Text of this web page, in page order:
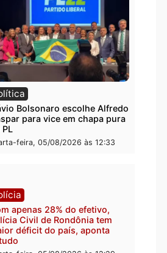
Violência domina o debate
eleitoral e segurança vira
ao Governo de Rondônia